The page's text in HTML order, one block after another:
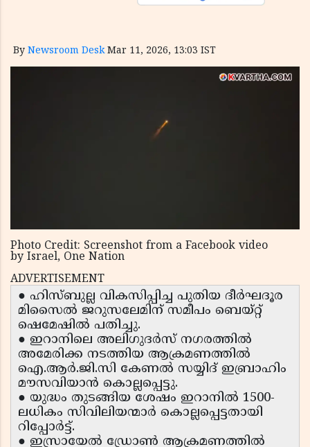
By Newsroom Desk Mar 11, 2026, 13:03 IST
Photo Credit: Screenshot from a Facebook video
by Israel, One Nation
ADVERTISEMENT
● ഹിസ്ബുല്ല വികസിപ്പിച്ച പുതിയ ദീർഘദൂര
മിസൈൽ ജറുസലേമിന് സമീപം ബെയ്റ്റ്
ഷെമേഷിൽ പതിച്ചു.
● ഇറാനിലെ അലിഗുദർസ് നഗരത്തിൽ
അമേരിക്ക നടത്തിയ ആക്രമണത്തിൽ
ഐ.ആർ.ജി.സി കേണൽ സയ്യിദ് ഇബ്രാഹിം
മൗസവിയാൻ കൊല്ലപ്പെട്ടു.
● യുദ്ധം തുടങ്ങിയ ശേഷം ഇറാനിൽ 1500-
ലധികം സിവിലിയന്മാർ കൊല്ലപ്പെട്ടതായി
റിപ്പോർട്ട്.
● ഇസ്രായേൽ ഡ്രോൺ ആക്രമണത്തിൽ